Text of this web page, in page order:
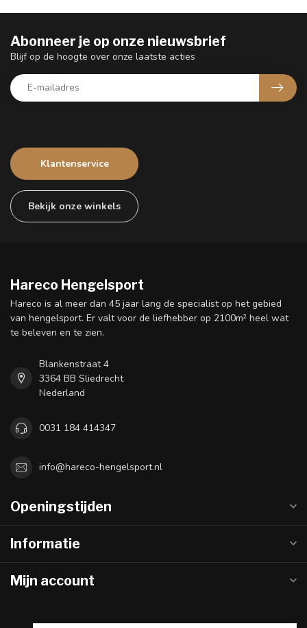
Klantenservice
Bekijk onze winkels
Abonneer je op onze nieuwsbrief
Blijf op de hoogte over onze laatste acties
Hareco Hengelsport
Hareco is al meer dan 45 jaar lang de specialist op het gebied
van hengelsport. Er valt voor de liefhebber op 2100m² heel wat
te beleven en te zien.
Blankenstraat 4
3364 BB Sliedrecht
Nederland
0031 184 414347
info@hareco-hengelsport.nl
Openingstijden
Informatie
Mijn account